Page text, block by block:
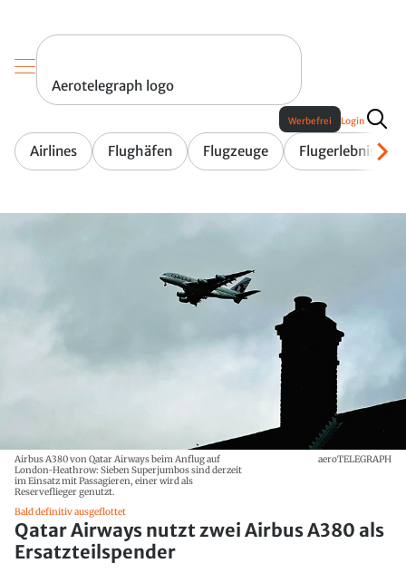
Aerotelegraph logo
Airlines Flughäfen Flugzeuge Flugerlebnis
Werbefrei Login
Airbus A380 von Qatar Airways beim Anflug auf
London-Heathrow: Sieben Superjumbos sind derzeit
im Einsatz mit Passagieren, einer wird als
Reserveflieger genutzt.
aeroTELEGRAPH
Bald definitiv ausgeflottet
Qatar Airways nutzt zwei Airbus A380 als
Ersatzteilspender